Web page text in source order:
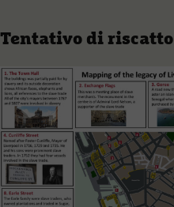
Tentativo di riscatto